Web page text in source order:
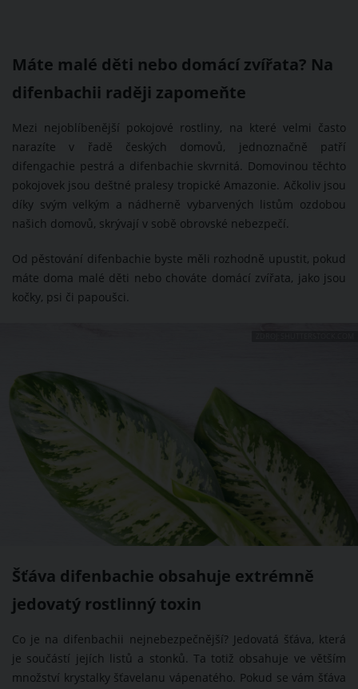
Máte malé děti nebo domácí zvířata? Na
difenbachii raději zapomeňte
Mezi nejoblíbenější pokojové rostliny, na které velmi často
narazíte v řadě českých domovů, jednoznačně patří
difengachie pestrá a difenbachie skvrnitá. Domovinou těchto
pokojovek jsou deštné pralesy tropické Amazonie. Ačkoliv jsou
díky svým velkým a nádherně vybarvených listům ozdobou
našich domovů, skrývají v sobě obrovské nebezpečí.
Od pěstování difenbachie byste měli rozhodně upustit, pokud
máte doma malé děti nebo chováte domácí zvířata, jako jsou
kočky, psi či papoušci.
Šťáva difenbachie obsahuje extrémně
jedovatý rostlinný toxin
Co je na difenbachii nejnebezpečnější? Jedovatá šťáva, která
je součástí jejích listů a stonků. Ta totiž obsahuje ve větším
množství krystalky šťavelanu vápenatého. Pokud se vám šťáva